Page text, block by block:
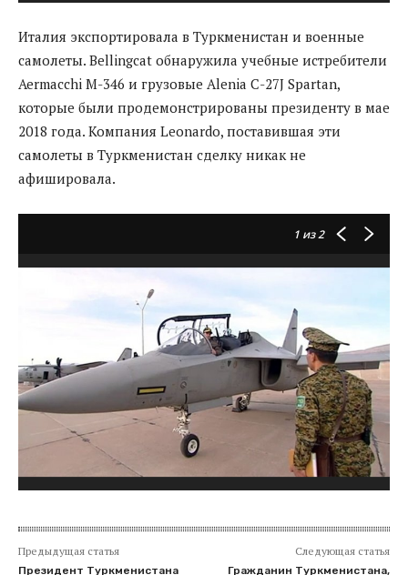
Италия экспортировала в Туркменистан и военные
самолеты. Bellingcat обнаружила учебные истребители
Aermacchi M-346 и грузовые Alenia C-27J Spartan,
которые были продемонстрированы президенту в мае
2018 года. Компания Leonardo, поставившая эти
самолеты в Туркменистан сделку никак не
афишировала.
1 из 2
Предыдущая статья
Президент Туркменистана
Следующая статья
Гражданин Туркменистана,